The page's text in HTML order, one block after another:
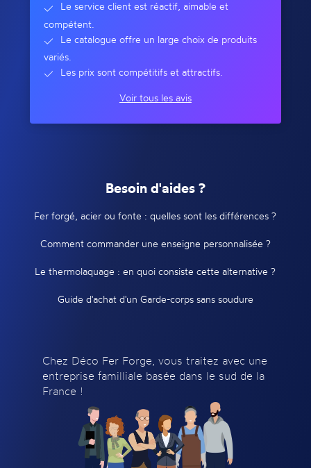
Le service client est réactif, aimable et
compétent.
Le catalogue offre un large choix de produits
variés.
Les prix sont compétitifs et attractifs.
Voir tous les avis
Besoin d'aides ?
Fer forgé, acier ou fonte : quelles sont les différences ?
Comment commander une enseigne personnalisée ?
Le thermolaquage : en quoi consiste cette alternative ?
Guide d'achat d'un Garde-corps sans soudure
Chez Déco Fer Forge, vous traitez avec une
entreprise familliale basée dans le sud de la
France !